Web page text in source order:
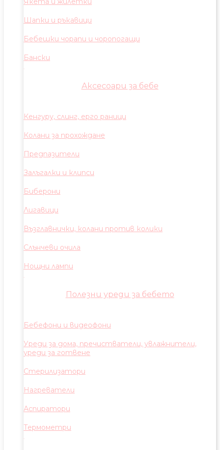
Шапки и ръкавици
Бебешки чорапи и чоропогащи
Бански
Аксесоари за бебе
Кенгуру, слинг, ерго раници
Колани за прохождане
Предпазители
Залъгалки и клипси
Биберони
Лигавици
Възглавнички, колани против колики
Слънчеви очила
Нощни лампи
Полезни уреди за бебето
Бебефони и видеофони
Уреди за дома, пречистватели, увлажнители,
уреди за готвене
Стерилизатори
Нагреватели
Аспиратори
Термометри